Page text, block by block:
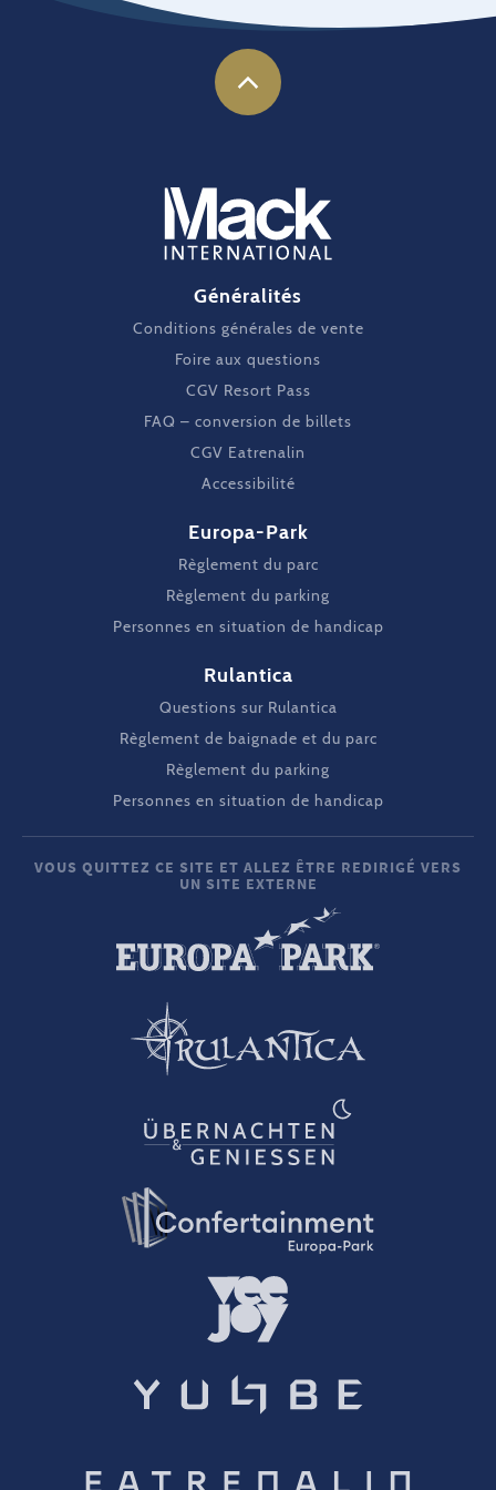
Généralités
Conditions générales de vente
Foire aux questions
CGV Resort Pass
FAQ – conversion de billets
CGV Eatrenalin
Accessibilité
Europa-Park
Règlement du parc
Règlement du parking
Personnes en situation de handicap
Rulantica
Questions sur Rulantica
Règlement de baignade et du parc
Règlement du parking
Personnes en situation de handicap
VOUS QUITTEZ CE SITE ET ALLEZ ÊTRE REDIRIGÉ VERS
UN SITE EXTERNE